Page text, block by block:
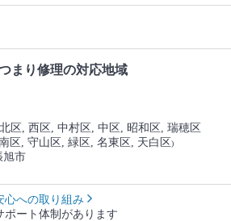
まり修理の対応地域
区 , 西区 , 中村区 , 中区 , 昭和区 , 瑞穂区
区 , 守山区 , 緑区 , 名東区 , 天白区)
旭市
心への取り組み
ポート体制があります